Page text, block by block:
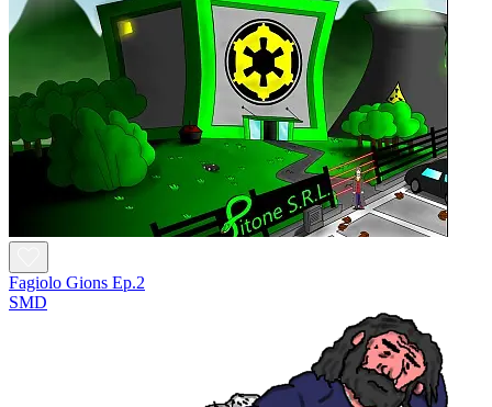
Fagiolo Gions Ep.2
SMD